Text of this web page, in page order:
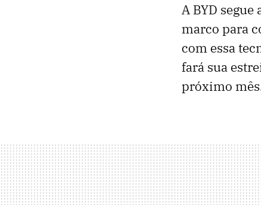
A BYD
marco para
com essa
fará sua
próximo